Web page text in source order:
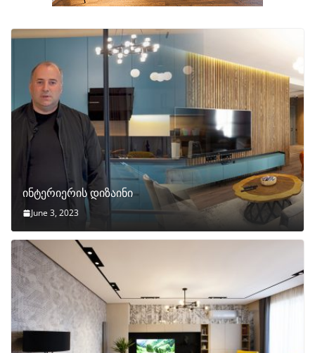
ინტერიერის დიზაინი
June 3, 2023